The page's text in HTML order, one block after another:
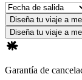
Diseña tu viaje a
Diseña tu viaje a
Garantía de